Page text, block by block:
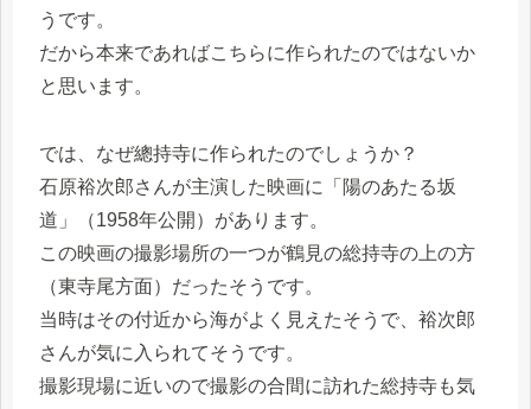
うです。
だから本来であればこちらに作られたのではないか
と思います。
では、なぜ總持寺に作られたのでしょうか？
石原裕次郎さんが主演した映画に「陽のあたる坂
道」（1958年公開）があります。
この映画の撮影場所の一つが鶴見の総持寺の上の方
（東寺尾方面）だったそうです。
当時はその付近から海がよく見えたそうで、裕次郎
さんが気に入られてそうです。
撮影現場に近いので撮影の合間に訪れた総持寺も気